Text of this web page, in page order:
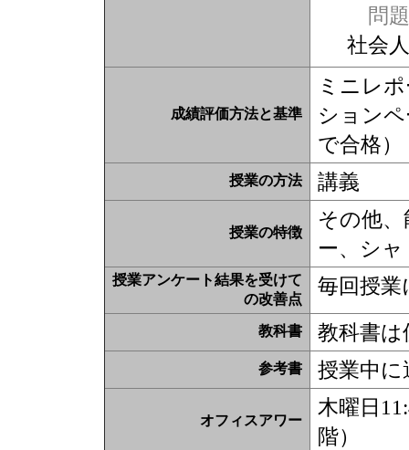
問題
社会
成績評価方法と基準
ミニレ
ション
で合格）
授業の方法 講義
授業の特徴
その他
ー、シ
授業アンケート結果を受けて
の改善点
毎回授
教科書 教科書
参考書 授業中に
オフィスアワー
木曜日
階）